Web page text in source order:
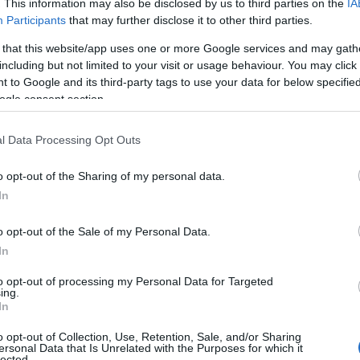
This information may also be disclosed by us to third parties on the
Participants that may further disclose it to other third parties.
that this website/app uses one or more Google services and may
but not limited to your visit or usage behaviour. You may
to Google and its third-party tags to use your data for below
consent section.
Data Processing Opt Outs
opt-out of the Sharing of my personal data.
opt-out of the Sale of my Personal Data.
opt-out of processing my Personal Data for Targeted
opt-out of Collection, Use, Retention, Sale, and/or Sharing
Data that Is Unrelated with the Purposes for which it
amelyek a legtöbb áldozatot követelték
sok értelmetlen áldozatot követelt a vérvád.
jegyezték fel az első vérengzést, amelyet
– a legsúlyosabbak a 18. században, főleg
1699 azért fontos számunkra, mert akkor
folyamat: olyan határozatot fogadtak el a
a vérvád gyanújával halálra ítélt zsidót
is elüldözték a településről. Ekkor már
volt a vád alapja, hanem az is,
meg olyan liturgikus
el terjedni, hogy nemcsak a macesz
vérét használjuk fel… Teljes nonszensz,
is kiemelkedőnek számító II.
szavakkal illette a zsidó közösségeket…